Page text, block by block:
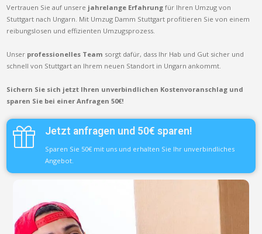
Vertrauen Sie auf unsere jahrelange Erfahrung für Ihren Umzug von
Stuttgart nach Ungarn. Mit Umzug Damm Stuttgart profitieren Sie von einem
reibungslosen und effizienten Umzugsprozess.
Unser professionelles Team sorgt dafür, dass Ihr Hab und Gut sicher und
schnell von Stuttgart an Ihrem neuen Standort in Ungarn ankommt.
Sichern Sie sich jetzt Ihren unverbindlichen Kostenvoranschlag und
sparen Sie bei einer Anfragen 50€!
Jetzt anfragen und 50€ sparen!
Sparen Sie 50€ mit uns und erhalten Sie Ihr unverbindliches
Angebot.